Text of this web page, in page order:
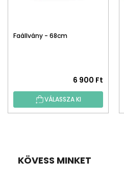
Faállvány - 68cm
6 900 Ft
VÁLASSZA KI
KÖVESS MINKET